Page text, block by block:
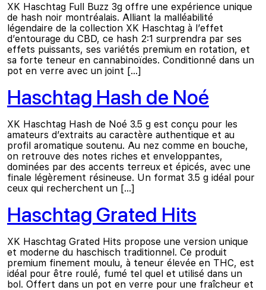
XK Haschtag Full Buzz 3g offre une expérience unique
de hash noir montréalais. Alliant la malléabilité
légendaire de la collection XK Haschtag à l’effet
d’entourage du CBD, ce hash 2:1 surprendra par ses
effets puissants, ses variétés premium en rotation, et
sa forte teneur en cannabinoïdes. Conditionné dans un
pot en verre avec un joint […]
Haschtag Hash de Noé
XK Haschtag Hash de Noé 3.5 g est conçu pour les
amateurs d’extraits au caractère authentique et au
profil aromatique soutenu. Au nez comme en bouche,
on retrouve des notes riches et enveloppantes,
dominées par des accents terreux et épicés, avec une
finale légèrement résineuse. Un format 3.5 g idéal pour
ceux qui recherchent un […]
Haschtag Grated Hits
XK Haschtag Grated Hits propose une version unique
et moderne du haschisch traditionnel. Ce produit
premium finement moulu, à teneur élevée en THC, est
idéal pour être roulé, fumé tel quel et utilisé dans un
bol. Offert dans un pot en verre pour une fraîcheur et